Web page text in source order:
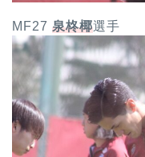
MF27 泉柊椰選手